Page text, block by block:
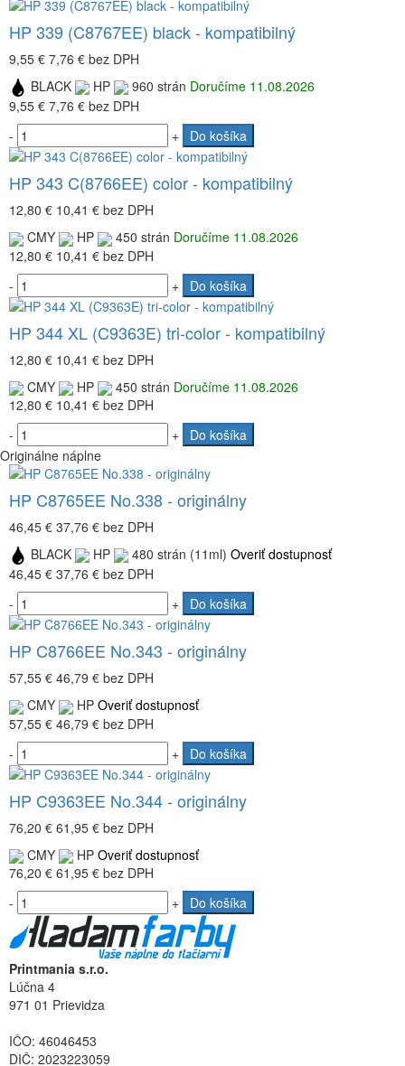
HP 339 (C8767EE) black - kompatibilný
9,55 € 7,76 € bez DPH
BLACK
HP 960 strán Doručíme 11.08.2026
9,55 € 7,76 € bez DPH
-
+ Do košíka
HP 343 C(8766EE) color - kompatibilný
12,80 € 10,41 € bez DPH
CMY
HP 450 strán Doručíme 11.08.2026
12,80 € 10,41 € bez DPH
-
+ Do košíka
HP 344 XL (C9363E) tri-color - kompatibilný
12,80 € 10,41 € bez DPH
CMY
HP 450 strán Doručíme 11.08.2026
12,80 € 10,41 € bez DPH
-
+
Do košíka
Originálne náplne
HP C8765EE No.338 - originálny
46,45 € 37,76 € bez DPH
BLACK
HP 480 strán (11ml) Overiť dostupnosť
46,45 € 37,76 € bez DPH
-
+ Do košíka
HP C8766EE No.343 - originálny
57,55 € 46,79 € bez DPH
CMY
HP Overiť dostupnosť
57,55 € 46,79 € bez DPH
-
+ Do košíka
HP C9363EE No.344 - originálny
76,20 € 61,95 € bez DPH
CMY
HP Overiť dostupnosť
76,20 € 61,95 € bez DPH
-
+ Do košíka
Printmania s.r.o.
Lúčna 4
971 01 Prievidza
IČO: 46046453
DIČ: 2023223059